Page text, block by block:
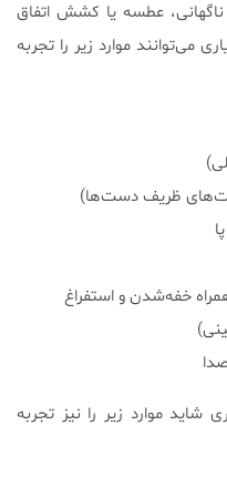
عطسه یا کشش اتفاق
می‌توانند موارد زیر را تجربه
ظریف دست‌ها)
خفه‌شدن و استفراغ
شاید موارد زیر را نیز تجربه